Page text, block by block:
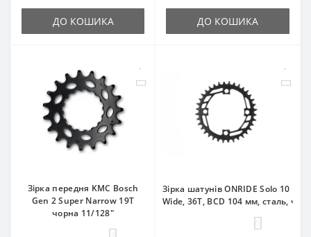
ДО КОШИКА ДО КОШИКА
Зірка передня KMC Bosch
Gen 2 Super Narrow 19T
чорна 11/128"
Зірка шатунів ONRIDE Solo 10
Wide, 36T, BCD 104 мм, сталь,